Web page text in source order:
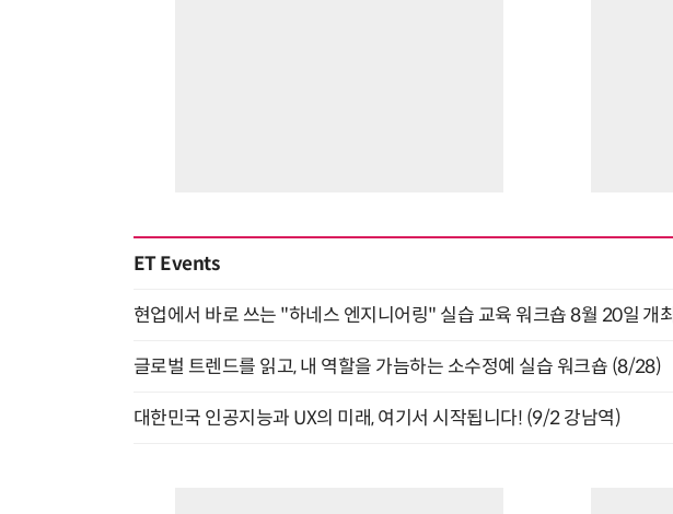
ET Events
현업에서 바로 쓰는 "하네스 엔지니어링" 실습 교육 워크숍 8월 20일 개최
글로벌 트렌드를 읽고, 내 역할을 가늠하는 소수정예 실습 워크숍 (8/28)
대한민국 인공지능과 UX의 미래, 여기서 시작됩니다! (9/2 강남역)